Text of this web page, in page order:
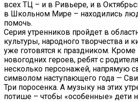
всех ТЦ – и в Ривьере, и в
в Школьном Мире – находились
помочь.
Серия утренников пройдет в
культуры, народного творчества и
уже готовятся к праздником.
новогодних героев, ребят с
несколько персонажей, напрямую
символом наступающего года —
Три поросенка. А музыку на этих
потише – чтобы «особенные» дети